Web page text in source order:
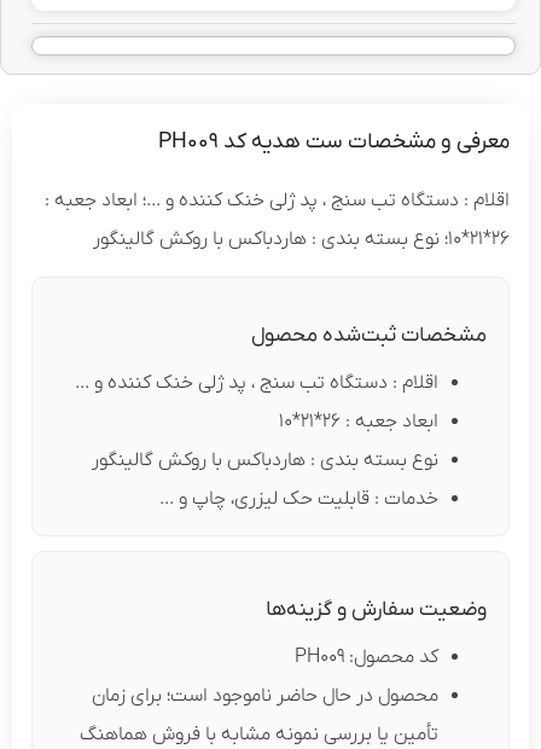
معرفی و مشخصات ست هدیه کد PH009
اقلام : دستگاه تب سنج ، پد ژلی خنک کننده و ...؛ ابعاد جعبه :
26*21*10؛ نوع بسته بندی : هاردباکس با روکش گالینگور
مشخصات ثبت‌شده محصول
اقلام : دستگاه تب سنج ، پد ژلی خنک کننده و ...
ابعاد جعبه : 26*21*10
نوع بسته بندی : هاردباکس با روکش گالینگور
خدمات : قابلیت حک لیزری، چاپ و ...
وضعیت سفارش و گزینه‌ها
کد محصول: PH009
محصول در حال حاضر ناموجود است؛ برای زمان
تأمین یا بررسی نمونه مشابه با فروش هماهنگ